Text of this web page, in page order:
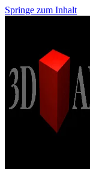
Springe zum Inhalt